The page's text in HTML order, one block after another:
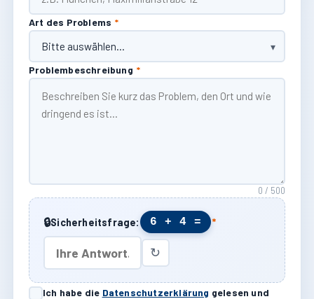
Art des Problems *
Problembeschreibung *
0 / 500
🔒Sicherheitsfrage: 6 + 4 = *
↻
Ich habe die Datenschutzerklärung gelesen und